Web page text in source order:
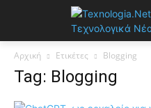
Αρχική Ετικέτες Blogging
Tag: Blogging